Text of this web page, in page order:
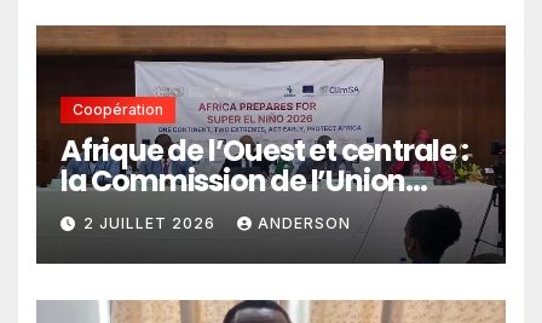
Coopération
Afrique de l’Ouest et centrale :
la Commission de l’Union
africaine veut renforcer
l’intégration des services
climatiques dans les
politiques publiques
2 JUILLET 2026 ANDERSON